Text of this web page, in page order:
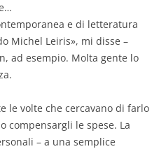
e di letteratura
Michel Leiris», mi disse –
ad esempio. Molta gente lo
le volte che cercavano di farlo
compensargli le spese. La
– a una semplice